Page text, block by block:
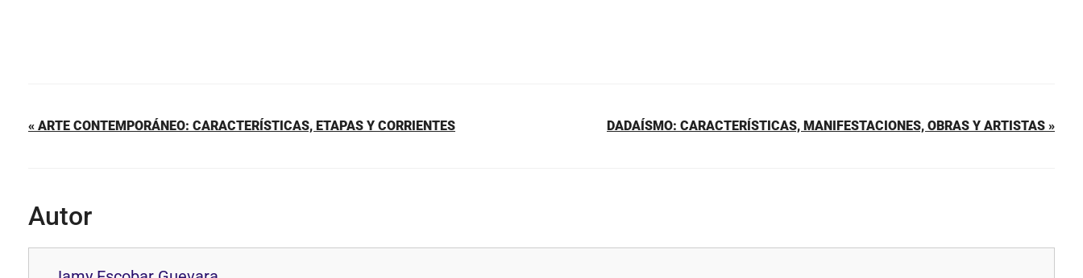
« ARTE CONTEMPORÁNEO: CARACTERÍSTICAS, ETAPAS Y CORRIENTES DADAÍSMO: CARACTERÍSTICAS, MANIFESTACIONES, OBRAS Y ARTISTAS »
Autor